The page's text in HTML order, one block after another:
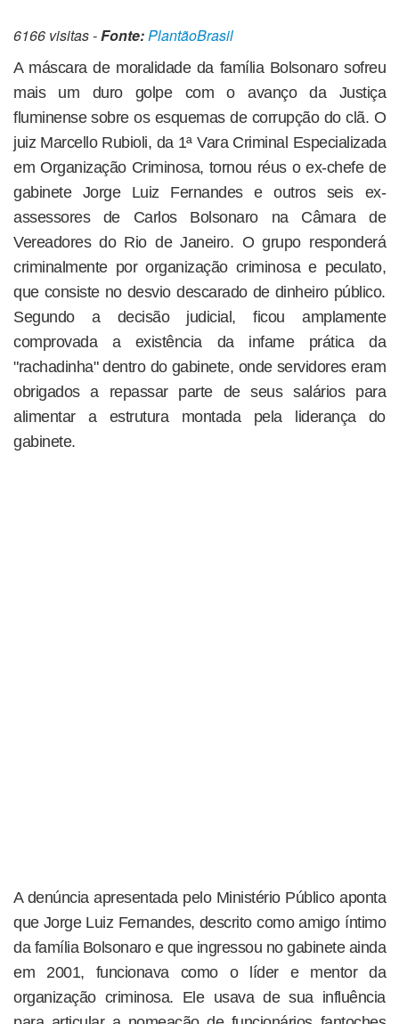
6166 visitas -Fonte: PlantãoBrasil
A máscara de moralidade da família Bolsonaro sofreu
mais um duro golpe com o avanço da Justiça
fluminense sobre os esquemas de corrupção do clã. O
juiz Marcello Rubioli, da 1ª Vara Criminal Especializada
em Organização Criminosa, tornou réus o ex-chefe de
gabinete Jorge Luiz Fernandes e outros seis ex-
assessores de Carlos Bolsonaro na Câmara de
Vereadores do Rio de Janeiro. O grupo responderá
criminalmente por organização criminosa e peculato,
que consiste no desvio descarado de dinheiro público.
Segundo a decisão judicial, ficou amplamente
comprovada a existência da infame prática da
"rachadinha" dentro do gabinete, onde servidores eram
obrigados a repassar parte de seus salários para
alimentar a estrutura montada pela liderança do
gabinete.
A denúncia apresentada pelo Ministério Público aponta
que Jorge Luiz Fernandes, descrito como amigo íntimo
da família Bolsonaro e que ingressou no gabinete ainda
em 2001, funcionava como o líder e mentor da
organização criminosa. Ele usava de sua influência